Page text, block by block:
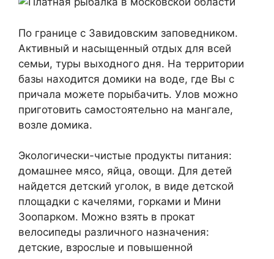
По границе с Завидовским заповедником.
Активный и насыщенный отдых для всей
семьи, туры выходного дня. На территории
базы находится домики на воде, где Вы с
причала можете порыбачить. Улов можно
приготовить самостоятельно на мангале,
возле домика.
Экологически-чистые продукты питания:
домашнее мясо, яйца, овощи. Для детей
найдется детский уголок, в виде детской
площадки с качелями, горками и Мини
Зоопарком. Можно взять в прокат
велосипеды различного назначения:
детские, взрослые и повышенной